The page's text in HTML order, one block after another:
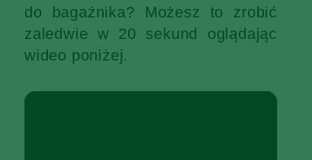
do bagażnika? Możesz to zrobić
zaledwie w 20 sekund oglądając
wideo poniżej.